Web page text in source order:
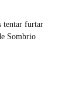
tentar furtar
Sombrio